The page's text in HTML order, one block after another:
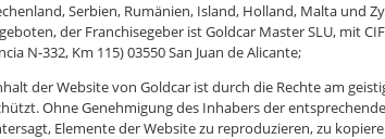
Serbien, Rumänien, Island, Holland, Malta und
der Franchisegeber ist Goldcar Master SLU, mit
N-332, Km 115) 03550 San Juan de Alicante;
der Website von Goldcar ist durch die Rechte am
Ohne Genehmigung des Inhabers der
Elemente der Website zu reproduzieren, zu